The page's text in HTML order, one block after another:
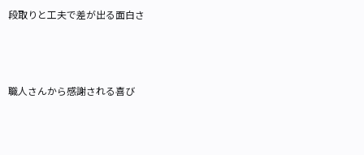
段取りと工夫で差が出る面白さ
職人さんから感謝される喜び